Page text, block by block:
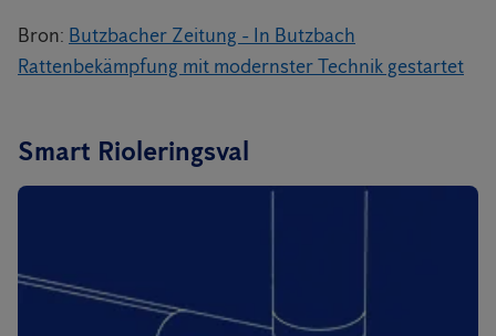
Bron: Butzbacher Zeitung - In Butzbach
Rattenbekämpfung mit modernster Technik gestartet
Smart Rioleringsval